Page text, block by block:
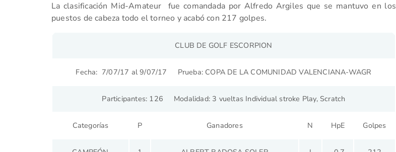
La clasificación Mid-Amateur fue comandada por Alfredo Argiles que se mantuvo en los
puestos de cabeza todo el torneo y acabó con 217 golpes.
CLUB DE GOLF ESCORPION
Fecha: 7/07/17 al 9/07/17 Prueba: COPA DE LA COMUNIDAD VALENCIANA-WAGR
Participantes: 126 Modalidad: 3 vueltas Individual stroke Play, Scratch
Categorías P Ganadores N HpE Golpes